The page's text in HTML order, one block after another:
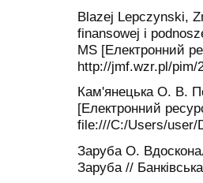
Blazej Lepczynski,
finansowej i
MS [Електронний
http://jmf.wzr.pl/pim/
Кам'янецька О. В.
[Електронний
file:///C:/Users/user/
Заруба О.
Заруба //